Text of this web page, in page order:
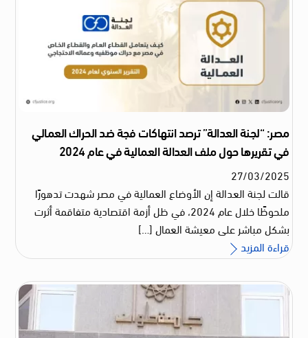
مصر: “لجنة العدالة” ترصد انتهاكات فجة ضد الحراك العمالي
في تقريرها حول ملف العدالة العمالية في عام 2024
27/03/2025
قالت لجنة العدالة إن الأوضاع العمالية في مصر شهدت تدهورًا
ملحوظًا خلال عام 2024، في ظل أزمة اقتصادية متفاقمة أثرت
بشكل مباشر على معيشة العمال […]
قراءة المزيد